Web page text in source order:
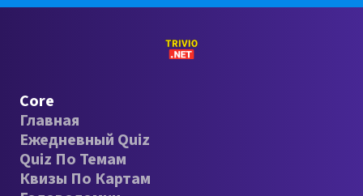
Core
Главная
Ежедневный Quiz
Quiz По Темам
Квизы По Картам